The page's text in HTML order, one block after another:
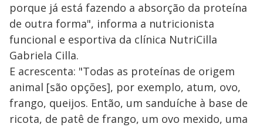
porque já está fazendo a absorção da proteína
de outra forma", informa a nutricionista
funcional e esportiva da clínica NutriCilla
Gabriela Cilla.
E acrescenta: "Todas as proteínas de origem
animal [são opções], por exemplo, atum, ovo,
frango, queijos. Então, um sanduíche à base de
ricota, de patê de frango, um ovo mexido, uma